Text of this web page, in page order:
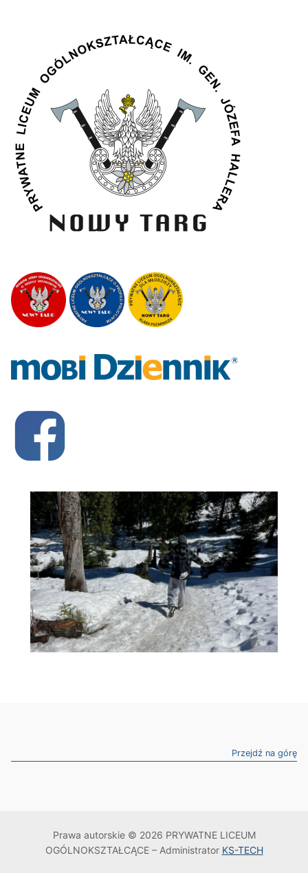
Przejdź na górę
Prawa autorskie © 2026 PRYWATNE LICEUM
OGÓLNOKSZTAŁCĄCE – Administrator KS-TECH